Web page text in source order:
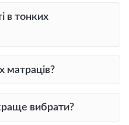
в тонких
матраців?
вибрати?